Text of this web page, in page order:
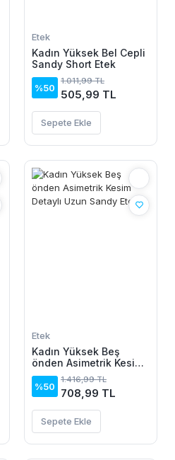
Etek
Kadın Yüksek Bel Cepli
Sandy Short Etek
%50
1.011,99 TL
505,99 TL
Sepete Ekle
Etek
Kadın Yüksek Beş
önden Asimetrik Kesim
Detaylı Uzun Sandy
Etek
%50
1.416,99 TL
708,99 TL
Sepete Ekle